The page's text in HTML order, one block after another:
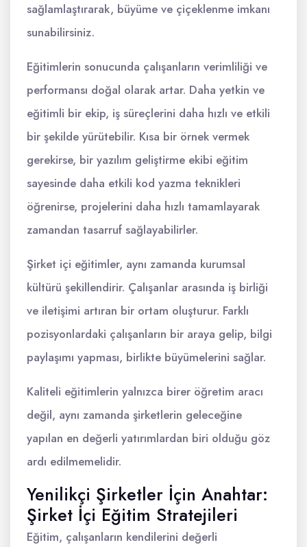
sağlamlaştırarak, büyüme ve çiçeklenme imkanı
sunabilirsiniz.
Eğitimlerin sonucunda çalışanların verimliliği ve
performansı doğal olarak artar. Daha yetkin ve
eğitimli bir ekip, iş süreçlerini daha hızlı ve etkili
bir şekilde yürütebilir. Kısa bir örnek vermek
gerekirse, bir yazılım geliştirme ekibi eğitim
sayesinde daha etkili kod yazma teknikleri
öğrenirse, projelerini daha hızlı tamamlayarak
zamandan tasarruf sağlayabilirler.
Şirket içi eğitimler, aynı zamanda kurumsal
kültürü şekillendirir. Çalışanlar arasında iş birliği
ve iletişimi artıran bir ortam oluşturur. Farklı
pozisyonlardaki çalışanların bir araya gelip, bilgi
paylaşımı yapması, birlikte büyümelerini sağlar.
Kaliteli eğitimlerin yalnızca birer öğretim aracı
değil, aynı zamanda şirketlerin geleceğine
yapılan en değerli yatırımlardan biri olduğu göz
ardı edilmemelidir.
Yenilikçi Şirketler İçin Anahtar:
Şirket İçi Eğitim Stratejileri
Eğitim, çalışanların kendilerini değerli